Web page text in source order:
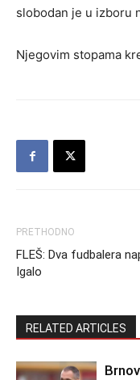
slobodan je u izboru
Njegovim stopama
PRETHODNO
FLEŠ: Dva fudbalera
Igalo
RELATED ARTICLES